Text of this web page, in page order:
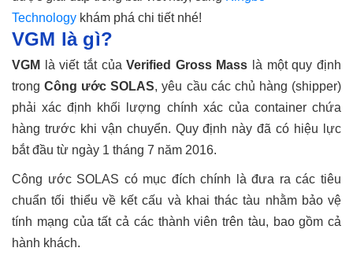
Technology khám phá chi tiết nhé!
VGM là gì?
VGM là viết tắt củaVerified Gross Mass là một quy định
trongCông ước SOLAS, yêu cầu các chủ hàng (shipper)
phải xác định khối lượng chính xác của container chứa
hàng trước khi vận chuyển. Quy định này đã có hiệu lực
bắt đầu từ ngày 1 tháng 7 năm 2016.
Công ước SOLAS có mục đích chính là đưa ra các tiêu
chuẩn tối thiểu về kết cấu và khai thác tàu nhằm bảo vệ
tính mạng của tất cả các thành viên trên tàu, bao gồm cả
hành khách.